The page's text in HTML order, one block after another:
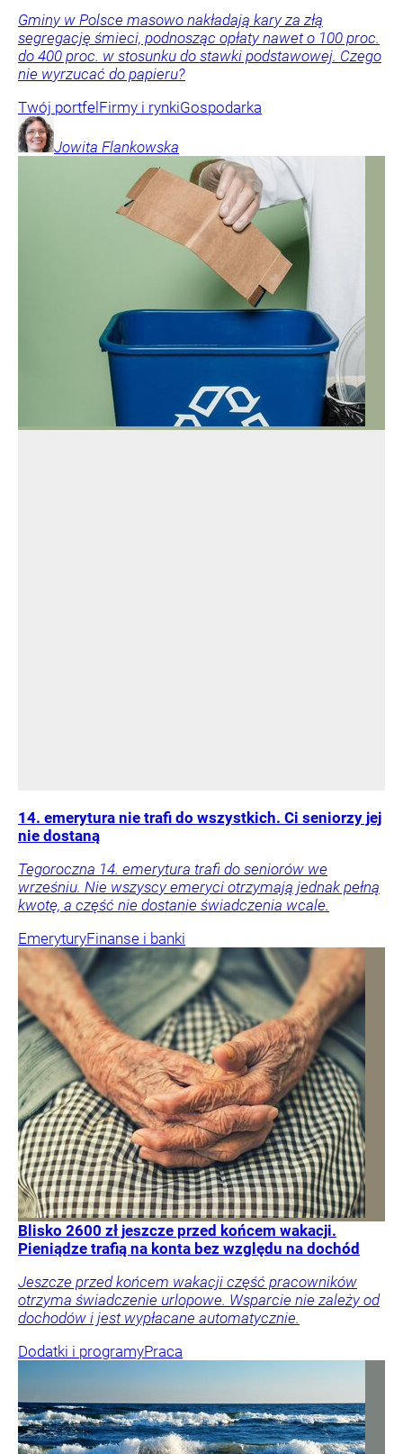
Gminy w Polsce masowo nakładają kary za złą
segregację śmieci, podnosząc opłaty nawet o 100 proc.
do 400 proc. w stosunku do stawki podstawowej. Czego
nie wyrzucać do papieru?
Twój portfel Firmy i rynkiGospodarka
Jowita Flankowska
14. emerytura nie trafi do wszystkich. Ci seniorzy jej
nie dostaną
Tegoroczna 14. emerytura trafi do seniorów we
wrześniu. Nie wszyscy emeryci otrzymają jednak pełną
kwotę, a część nie dostanie świadczenia wcale.
EmeryturyFinanse i banki
Blisko 2600 zł jeszcze przed końcem wakacji.
Pieniądze trafią na konta bez względu na dochód
Jeszcze przed końcem wakacji część pracowników
otrzyma świadczenie urlopowe. Wsparcie nie zależy od
dochodów i jest wypłacane automatycznie.
Dodatki i programyPraca